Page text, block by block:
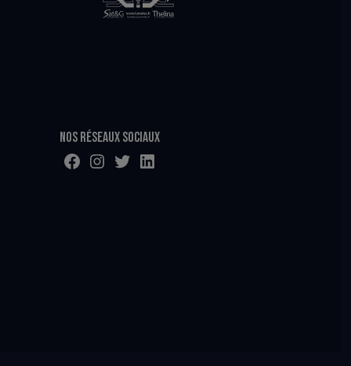
Nos réseaux sociaux
Facebook Instagram Twitter LinkedIn